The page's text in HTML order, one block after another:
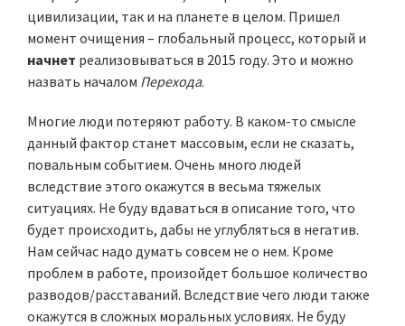
цивилизации, так и на планете в целом. Пришел
момент очищения – глобальный процесс, который и
начнет реализовываться в 2015 году. Это и можно
назвать началом Перехода.
Многие люди потеряют работу. В каком-то смысле
данный фактор станет массовым, если не сказать,
повальным событием. Очень много людей
вследствие этого окажутся в весьма тяжелых
ситуациях. Не буду вдаваться в описание того, что
будет происходить, дабы не углубляться в негатив.
Нам сейчас надо думать совсем не о нем. Кроме
проблем в работе, произойдет большое количество
разводов/расставаний. Вследствие чего люди также
окажутся в сложных моральных условиях. Не буду